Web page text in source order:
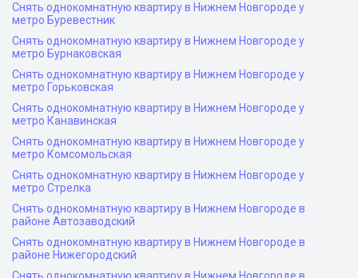
Снять однокомнатную квартиру в Нижнем Новгороде у
метро Буревестник
Снять однокомнатную квартиру в Нижнем Новгороде у
метро Бурнаковская
Снять однокомнатную квартиру в Нижнем Новгороде у
метро Горьковская
Снять однокомнатную квартиру в Нижнем Новгороде у
метро Канавинская
Снять однокомнатную квартиру в Нижнем Новгороде у
метро Комсомольская
Снять однокомнатную квартиру в Нижнем Новгороде у
метро Стрелка
Снять однокомнатную квартиру в Нижнем Новгороде в
районе Автозаводский
Снять однокомнатную квартиру в Нижнем Новгороде в
районе Нижегородский